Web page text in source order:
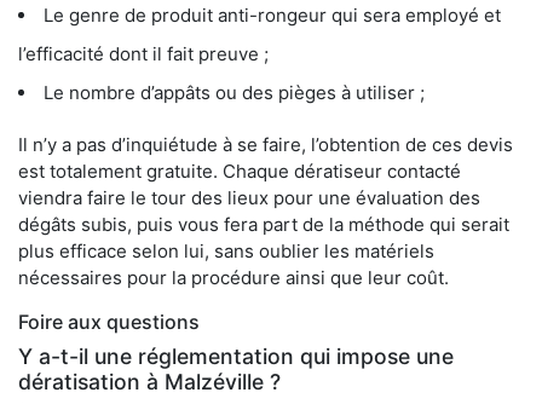
Le genre de produit anti-rongeur qui sera employé et
l’efficacité dont il fait preuve ;
Le nombre d’appâts ou des pièges à utiliser ;
Il n’y a pas d’inquiétude à se faire, l’obtention de ces devis
est totalement gratuite. Chaque dératiseur contacté
viendra faire le tour des lieux pour une évaluation des
dégâts subis, puis vous fera part de la méthode qui serait
plus efficace selon lui, sans oublier les matériels
nécessaires pour la procédure ainsi que leur coût.
Foire aux questions
Y a-t-il une réglementation qui impose une
dératisation à Malzéville ?